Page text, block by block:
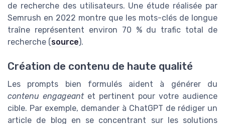
de recherche des utilisateurs. Une étude réalisée par
Semrush en 2022 montre que les mots-clés de longue
traîne représentent environ 70 % du trafic total de
recherche (source).
Création de contenu de haute qualité
Les prompts bien formulés aident à générer du
contenu engageantet pertinent pour votre audience
cible. Par exemple, demander à ChatGPT de rédiger un
article de blog en se concentrant sur les solutions